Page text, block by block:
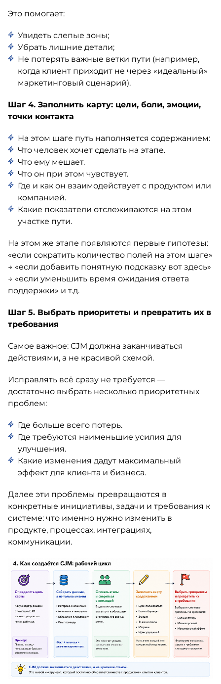
Это помогает:
Увидеть слепые зоны;
Убрать лишние детали;
Не потерять важные ветки пути (например,
когда клиент приходит не через «идеальный»
маркетинговый сценарий).
Шаг 4. Заполнить карту: цели, боли, эмоции,
точки контакта
На этом шаге путь наполняется содержанием:
Что человек хочет сделать на этапе.
Что ему мешает.
Что он при этом чувствует.
Где и как он взаимодействует с продуктом или
компанией.
Какие показатели отслеживаются на этом
участке пути.
На этом же этапе появляются первые гипотезы:
«если сократить количество полей на этом шаге»
→ «если добавить понятную подсказку вот здесь»
→ «если уменьшить время ожидания ответа
поддержки» и т.д.
Шаг 5. Выбрать приоритеты и превратить их в
требования
Самое важное: CJM должна заканчиваться
действиями, а не красивой схемой.
Исправлять всё сразу не требуется —
достаточно выбрать несколько приоритетных
проблем:
Где больше всего потерь.
Где требуются наименьшие усилия для
улучшения.
Какие изменения дадут максимальный
эффект для клиента и бизнеса.
Далее эти проблемы превращаются в
конкретные инициативы, задачи и требования к
системе: что именно нужно изменить в
продукте, процессах, интеграциях,
коммуникации.